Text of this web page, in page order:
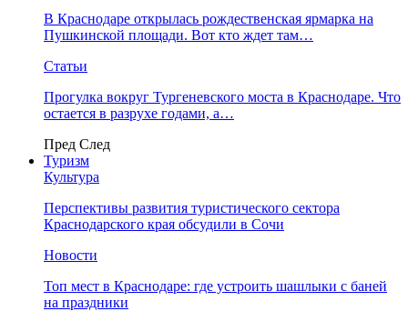
В Краснодаре открылась рождественская ярмарка на
Пушкинской площади. Вот кто ждет там…
Статьи
Прогулка вокруг Тургеневского моста в Краснодаре. Что
остается в разрухе годами, а…
Пред След
Туризм
Культура
Перспективы развития туристического сектора
Краснодарского края обсудили в Сочи
Новости
Топ мест в Краснодаре: где устроить шашлыки с баней
на праздники